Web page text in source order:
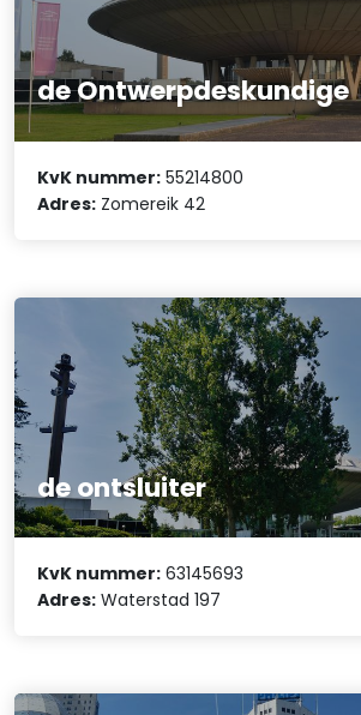
de Ontwerpdeskundige
KvK nummer: 55214800
Adres: Zomereik 42
de ontsluiter
KvK nummer: 63145693
Adres: Waterstad 197